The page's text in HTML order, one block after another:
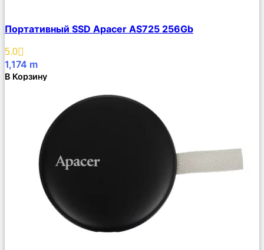
Описание
Избранное
Портативный SSD Apacer AS725 256Gb
5.0
1,174 m
В Корзину